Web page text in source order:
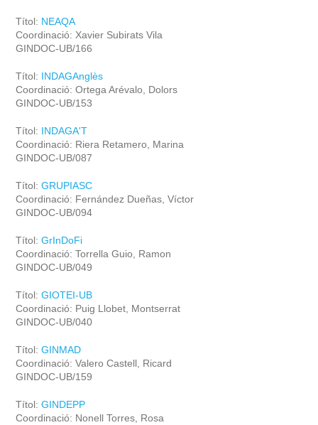
Títol: NEAQA
Coordinació: Xavier Subirats Vila
GINDOC-UB/166
Títol: INDAGAnglès
Coordinació: Ortega Arévalo, Dolors
GINDOC-UB/153
Títol: INDAGA'T
Coordinació: Riera Retamero, Marina
GINDOC-UB/087
Títol: GRUPIASC
Coordinació: Fernández Dueñas, Víctor
GINDOC-UB/094
Títol: GrInDoFi
Coordinació: Torrella Guio, Ramon
GINDOC-UB/049
Títol: GIOTEI-UB
Coordinació: Puig Llobet, Montserrat
GINDOC-UB/040
Títol: GINMAD
Coordinació: Valero Castell, Ricard
GINDOC-UB/159
Títol: GINDEPP
Coordinació: Nonell Torres, Rosa